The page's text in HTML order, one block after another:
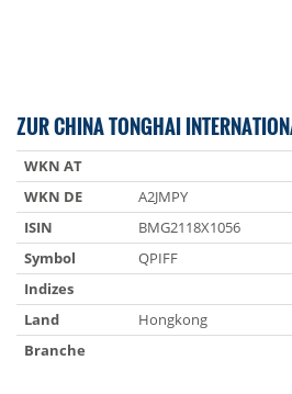
ZUR CHINA TONGHAI
WKN AT
WKN DE
A2JMPY
ISIN
BMG2118X1056
Symbol
QPIFF
Indizes
Land
Hongkong
Branche